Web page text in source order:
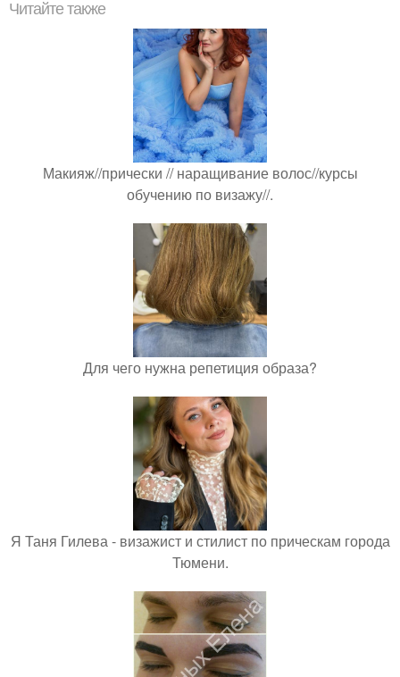
Читайте также
Макияж//прически // наращивание волос//курсы
обучению по визажу//.
Для чего нужна репетиция образа?
Я Таня Гилева - визажист и стилист по прическам города
Тюмени.